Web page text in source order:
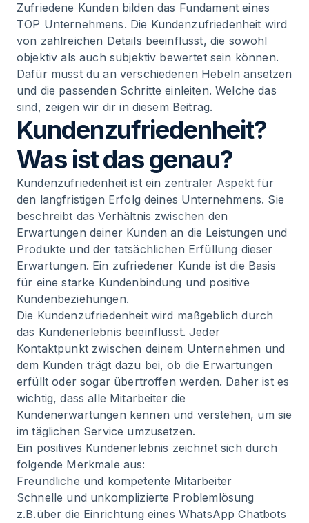
9.Wertschätzung zeigen als Kundenerlebnis
10.Erfolgskontrolle
11.Zusammenfassung
12.Häufig gestellte Fragen
Zufriedene Kunden bilden das Fundament eines
TOP Unternehmens. Die Kundenzufriedenheit wird
von zahlreichen Details beeinflusst, die sowohl
objektiv als auch subjektiv bewertet sein können.
Dafür musst du an verschiedenen Hebeln ansetzen
und die passenden Schritte einleiten. Welche das
sind, zeigen wir dir in diesem Beitrag.
Kundenzufriedenheit?
Was ist das genau?
Kundenzufriedenheit ist ein zentraler Aspekt für
den langfristigen Erfolg deines Unternehmens. Sie
beschreibt das Verhältnis zwischen den
Erwartungen deiner Kunden an die Leistungen und
Produkte und der tatsächlichen Erfüllung dieser
Erwartungen. Ein zufriedener Kunde ist die Basis
für eine starke Kundenbindung und positive
Kundenbeziehungen.
Die Kundenzufriedenheit wird maßgeblich durch
das Kundenerlebnis beeinflusst. Jeder
Kontaktpunkt zwischen deinem Unternehmen und
dem Kunden trägt dazu bei, ob die Erwartungen
erfüllt oder sogar übertroffen werden. Daher ist es
wichtig, dass alle Mitarbeiter die
Kundenerwartungen kennen und verstehen, um sie
im täglichen Service umzusetzen.
Ein positives Kundenerlebnis zeichnet sich durch
folgende Merkmale aus:
Freundliche und kompetente Mitarbeiter
Schnelle und unkomplizierte Problemlösung
z.B.über die Einrichtung eines WhatsApp Chatbots